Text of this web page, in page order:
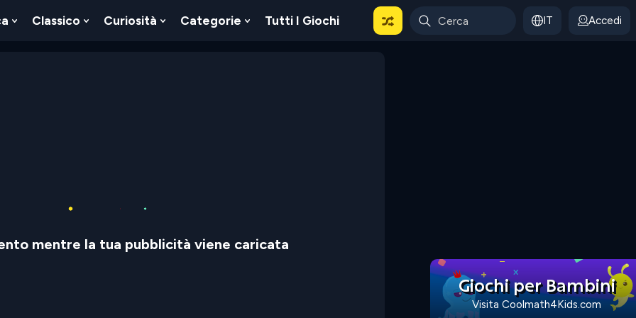
Show
Classico
Show
Curiosità
Show
Categorie
Show
Tutti I Giochi IT Accedi
mentre la tua pubblicità viene caricata
Giochi per Bambini
Visita Coolmath4Kids.com